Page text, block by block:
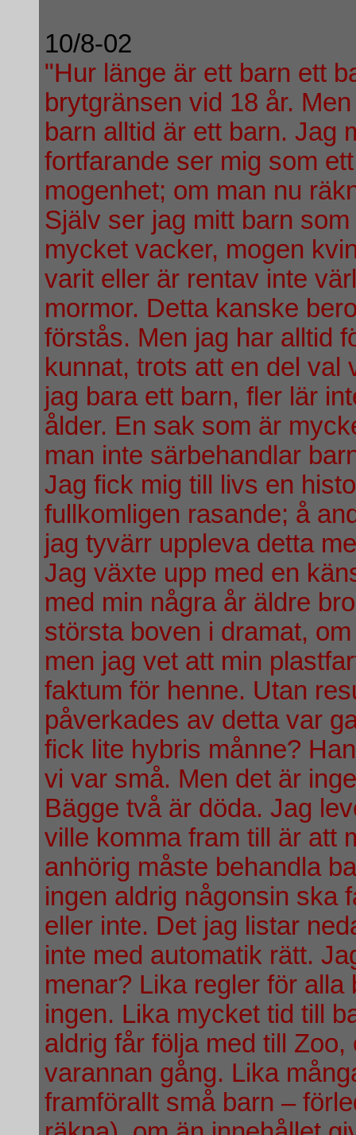
10/8-02
"Hur länge är ett barn ett
brytgränsen vid 18 år.
barn alltid är ett barn. Jag
fortfarande ser mig som
mogenhet; om man nu
Själv ser jag mitt barn
mycket vacker, mogen
varit eller är rentav inte
mormor. Detta kanske
förstås. Men jag har alltid
kunnat, trots att en del
jag bara ett barn, fler lär
ålder. En sak som är
man inte särbehandlar
Jag fick mig till livs en
fullkomligen rasande; å
jag tyvärr uppleva detta
Jag växte upp med en
med min några år äldre
största boven i dramat,
men jag vet att min
faktum för henne. Utan
påverkades av detta var
fick lite hybris månne?
vi var små. Men det är
Bägge två är döda. Jag
ville komma fram till är att
anhörig måste behandla
ingen aldrig någonsin ska
eller inte. Det jag listar
inte med automatik rätt.
menar? Lika regler för
ingen. Lika mycket tid till
aldrig får följa med till
varannan gång. Lika
framförallt små barn –